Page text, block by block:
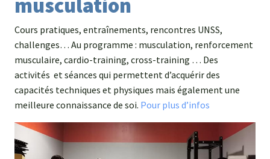
musculation
Cours pratiques, entraînements, rencontres UNSS,
challenges… Au programme : musculation, renforcement
musculaire, cardio-training, cross-training … Des
activités et séances qui permettent d’acquérir des
capacités techniques et physiques mais également une
meilleure connaissance de soi. Pour plus d’infos